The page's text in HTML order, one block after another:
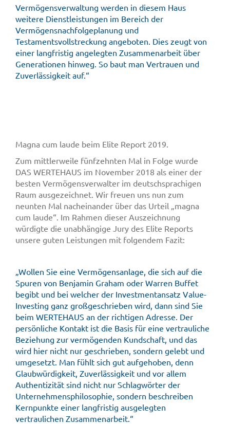
Vermögensverwaltung werden in diesem Haus
weitere Dienstleistungen im Bereich der
Vermögensnachfolgeplanung und
Testamentsvollstreckung angeboten. Dies zeugt von
einer langfristig angelegten Zusammenarbeit über
Generationen hinweg. So baut man Vertrauen und
Zuverlässigkeit auf.“
Magna cum laude beim Elite Report 2019.
Zum mittlerweile fünfzehnten Mal in Folge wurde
DAS WERTEHAUS im November 2018 als einer der
besten Vermögensverwalter im deutschsprachigen
Raum ausgezeichnet. Wir freuen uns nun zum
neunten Mal nacheinander über das Urteil „magna
cum laude“. Im Rahmen dieser Auszeichnung
würdigte die unabhängige Jury des Elite Reports
unsere guten Leistungen mit folgendem Fazit:
„Wollen Sie eine Vermögensanlage, die sich auf die
Spuren von Benjamin Graham oder Warren Buffet
begibt und bei welcher der Investmentansatz Value-
Investing ganz großgeschrieben wird, dann sind Sie
beim WERTEHAUS an der richtigen Adresse. Der
persönliche Kontakt ist die Basis für eine vertrauliche
Beziehung zur vermögenden Kundschaft, und das
wird hier nicht nur geschrieben, sondern gelebt und
umgesetzt. Man fühlt sich gut aufgehoben, denn
Glaubwürdigkeit, Zuverlässigkeit und vor allem
Authentizität sind nicht nur Schlagwörter der
Unternehmensphilosophie, sondern beschreiben
Kernpunkte einer langfristig ausgelegten
vertraulichen Zusammenarbeit.“